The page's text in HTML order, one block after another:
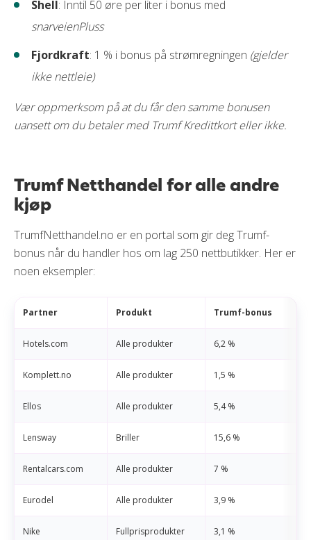
Shell: Inntil 50 øre per liter i bonus med
snarveienPluss
Fjordkraft: 1 % i bonus på strømregningen (gjelder
ikke nettleie)
Vær oppmerksom på at du får den samme bonusen
uansett om du betaler med Trumf Kredittkort eller ikke.
Trumf Netthandel for alle andre
kjøp
TrumfNetthandel.no er en portal som gir deg Trumf-
bonus når du handler hos om lag 250 nettbutikker. Her er
noen eksempler:
Partner Produkt Trumf-bonus
Hotels.com Alle produkter 6,2 %
Komplett.no Alle produkter 1,5 %
Ellos Alle produkter 5,4 %
Lensway Briller 15,6 %
Rentalcars.com Alle produkter 7 %
Eurodel Alle produkter 3,9 %
Nike Fullprisprodukter 3,1 %